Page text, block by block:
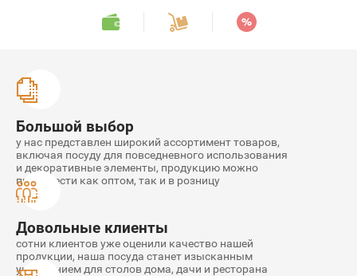
D41
D42
Большой выбор
у нас представлен широкий ассортимент товаров,
включая посуду для повседневного использования
и декоративные элементы, продукцию можно
приобрести как оптом, так и в розницу
Довольные клиенты
сотни клиентов уже оценили качество нашей
продукции, наша посуда станет изысканным
украшением для столов дома, дачи и ресторана